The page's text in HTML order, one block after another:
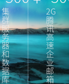
集
群
服
务
器
和
数
据
库
2G
腾
讯
高
速
企
业
邮
箱